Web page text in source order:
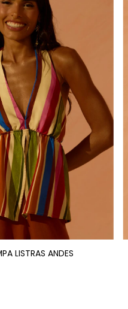
LISTRAS ANDES